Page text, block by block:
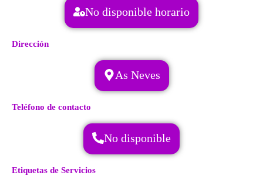
No disponible horario
Dirección
As Neves
Teléfono de contacto
No disponible
Etiquetas de Servicios